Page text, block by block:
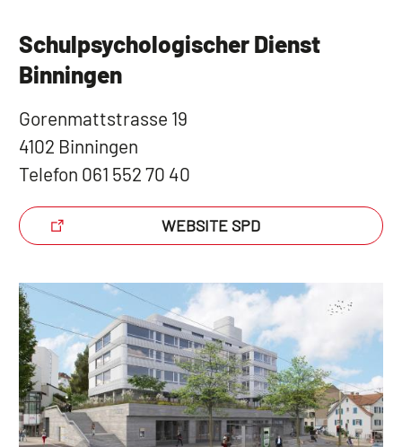
Schulpsychologischer Dienst
Binningen
Gorenmattstrasse 19
4102 Binningen
Telefon 061 552 70 40
WEBSITE SPD